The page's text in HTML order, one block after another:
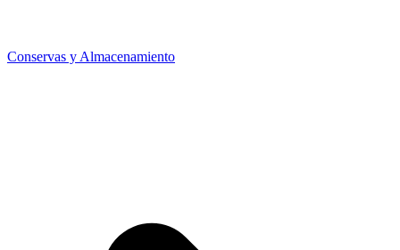
Conservas y Almacenamiento